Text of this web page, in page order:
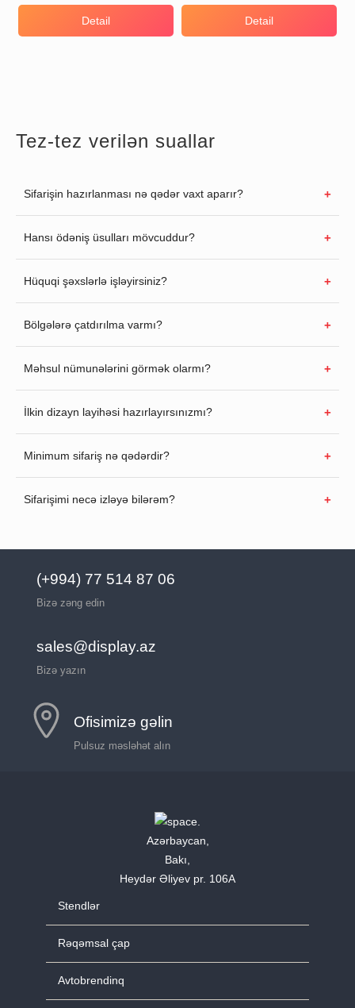
Detail Detail
Tez-tez verilən suallar
Sifarişin hazırlanması nə qədər vaxt aparır?
Hansı ödəniş üsulları mövcuddur?
Hüquqi şəxslərlə işləyirsiniz?
Bölgələrə çatdırılma varmı?
Məhsul nümunələrini görmək olarmı?
İlkin dizayn layihəsi hazırlayırsınızmı?
Minimum sifariş nə qədərdir?
Sifarişimi necə izləyə bilərəm?
(+994) 77 514 87 06
Bizə zəng edin
sales@display.az
Bizə yazın
Ofisimizə gəlin
Pulsuz məsləhət alın
Azərbaycan,
Bakı,
Heydər Əliyev pr. 106A
Stendlər
Rəqəmsal çap
Avtobrendinq